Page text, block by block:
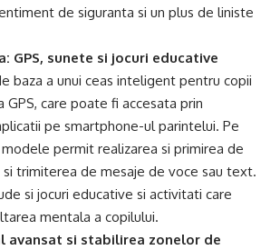
de siguranta si un plus de liniste
GPS, sunete si jocuri educative
baza a unui ceas inteligent pentru copii
GPS, care poate fi accesata prin
pe smartphone-ul parintelui. Pe
permit realizarea si primirea de
trimiterea de mesaje de voce sau text.
si jocuri educative si activitati care
mentala a copilului.
avansat si stabilirea zonelor de